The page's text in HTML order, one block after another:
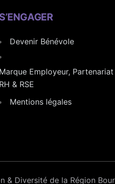
S’ENGAGER
Devenir Bénévole
Marque Employeur,
RH & RSE
Mentions légales
Diversité de la Région